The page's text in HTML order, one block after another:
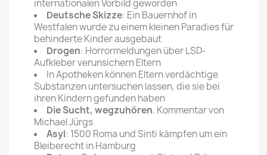
internationalen Vorbild geworden
Deutsche Skizze: Ein Bauernhof in
Westfalen wurde zu einem kleinen Paradies für
behinderte Kinder ausgebaut
Drogen: Horrormeldungen über LSD-
Aufkleber verunsichern Eltern
In Apotheken können Eltern verdächtige
Substanzen untersuchen lassen, die sie bei
ihren Kindern gefunden haben
Die Sucht, wegzuhören. Kommentar von
Michael Jürgs
Asyl: 1500 Roma und Sinti kämpfen um ein
Bleiberecht in Hamburg